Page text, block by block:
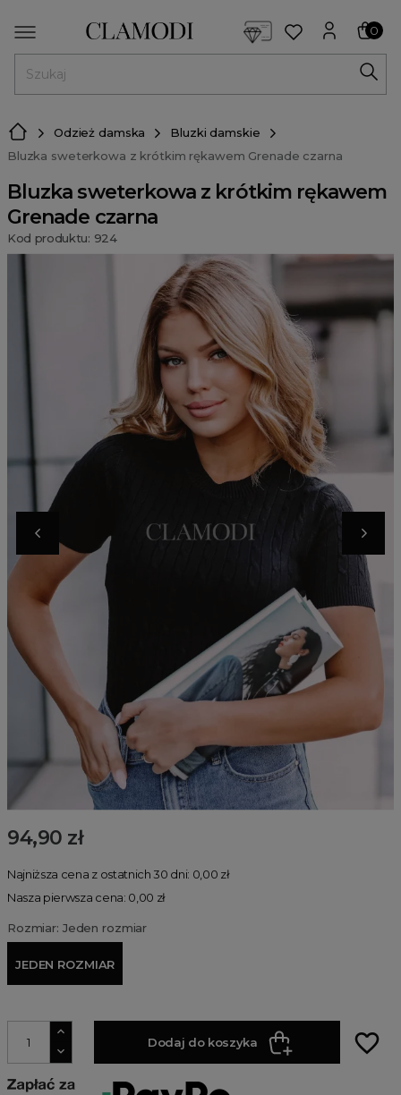
0
Odzież damska
Bluzki damskie
Bluzka sweterkowa z krótkim rękawem Grenade czarna
Bluzka sweterkowa z krótkim rękawem
Grenade czarna
Kod produktu: 924
94,90 zł
Najniższa cena z ostatnich 30 dni: 0,00 zł
Nasza pierwsza cena: 0,00 zł
Rozmiar: Jeden rozmiar
JEDEN ROZMIAR
Dodaj do koszyka favorite_border